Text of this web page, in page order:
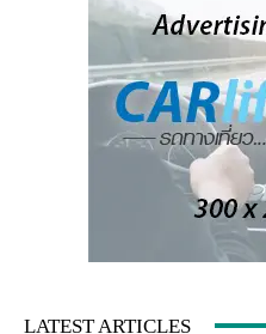
LATEST ARTICLES